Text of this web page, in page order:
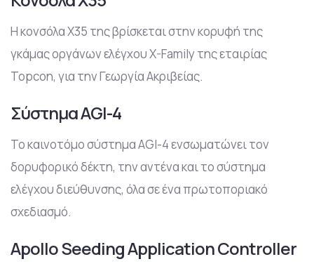
H κονσόλα Χ35 της βρίσκεται στην κορυφή της
γκάμας οργάνων ελέγχου X-Family της εταιρίας
Topcon, για την Γεωργία Ακριβείας.
Σύστημα AGI-4
To καινοτόμο σύστημα AGI-4 ενσωματώνει τον
δορυφορικό δέκτη, την αντένα και το σύστημα
ελέγχου διεύθυνσης, όλα σε ένα πρωτοποριακό
σχεδιασμό.
Apollo Seeding Application Controller